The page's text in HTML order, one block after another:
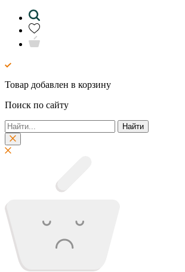
Товар добавлен в корзину
Поиск по сайту
Найти